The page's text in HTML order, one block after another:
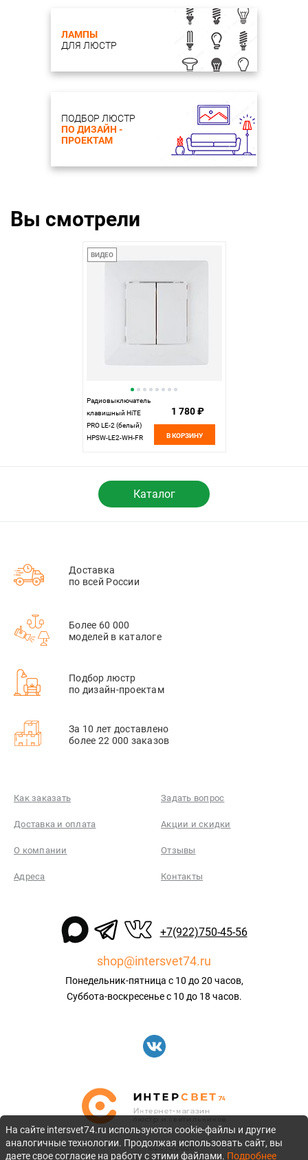
ЛАМПЫ
ДЛЯ ЛЮСТР
ПОДБОР ЛЮСТР
ПО ДИЗАЙН -
ПРОЕКТАМ
Вы смотрели
ВИДЕО
Радиовыключатель
клавишный HiTE
PRO LE-2 (белый)
HPSW-LE2-WH-FR
1 780 ₽
В КОРЗИНУ
Каталог
Доставка
по всей России
Более 60 000
моделей в каталоге
Подбор люстр
по дизайн-проектам
За 10 лет доставлено
более 22 000 заказов
Как заказать Задать вопрос
Доставка и оплата Акции и скидки
О компании Отзывы
Адреса Контакты
+7(922)750-45-56
shop@intersvet74.ru
Понедельник-пятница с 10 до 20 часов,
Суббота-воскресенье с 10 до 18 часов.
©2010-2026
На сайте intersvet74.ru используются cookie-файлы и другие
аналогичные технологии. Продолжая использовать сайт, вы
даете свое согласие на работу с этими файлами. Подробнее